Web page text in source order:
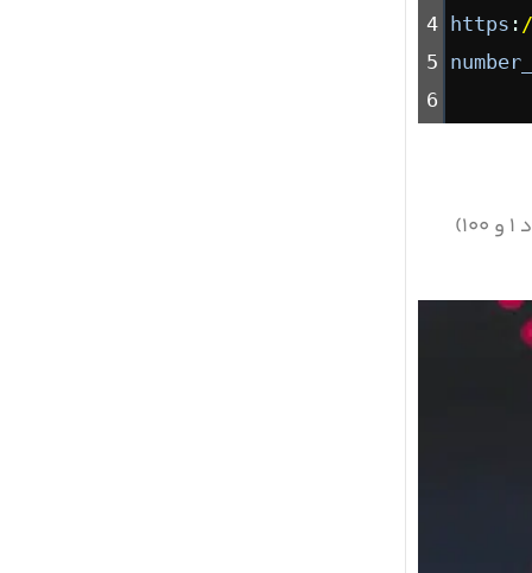
4
https :
5
6
در این بخش، ماژول random را وارد کرده و با استفاده ازrandom.randint(۱, ۱۰۰) یک عدد صحیح تصادفی بین ۱ و ۱۰۰ (شامل خود ۱ و ۱۰۰)